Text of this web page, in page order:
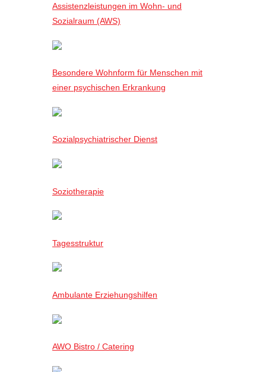
Assistenzleistungen im Wohn- und
Sozialraum (AWS)
Besondere Wohnform für Menschen mit
einer psychischen Erkrankung
Sozialpsychiatrischer Dienst
Soziotherapie
Tagesstruktur
Ambulante Erziehungshilfen
AWO Bistro / Catering